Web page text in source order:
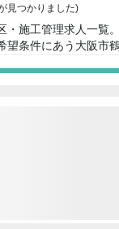
見つかりました)
・施工管理求人一覧。
望条件にあう大阪市